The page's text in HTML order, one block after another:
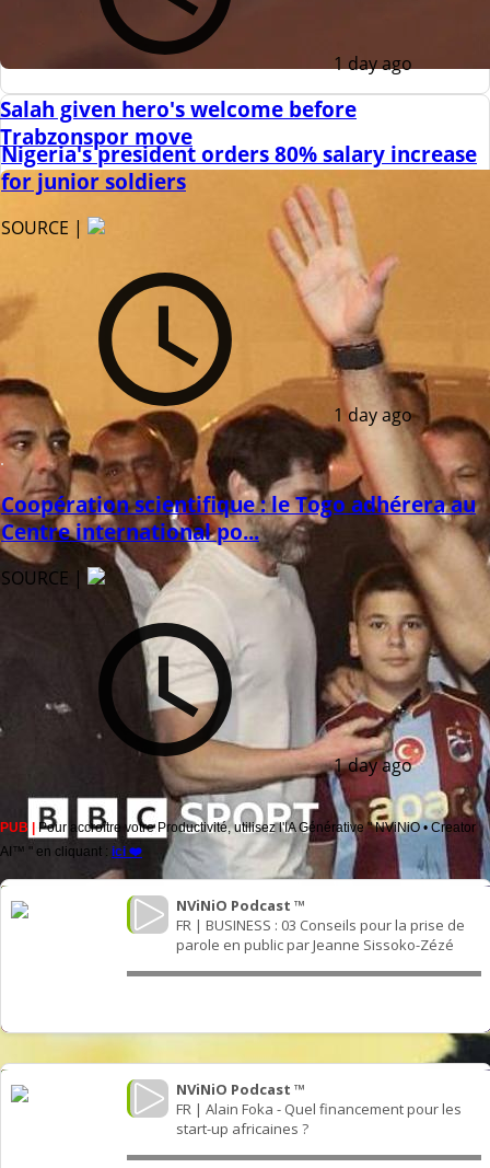
Salah given hero's welcome before
Trabzonspor move
Outrage as Ugandan football captain beaten to
death in street gang attack
1 day ago
Nigeria's president orders 80% salary increase
for junior soldiers
SOURCE |
1 day ago
Coopération scientifique : le Togo adhérera au
Centre international po...
SOURCE |
1 day ago
PUB | Pour accroître votre Productivité, utilisez l'IA Générative " NViNiO • Creator
AI™ " en cliquant : ici ❤️